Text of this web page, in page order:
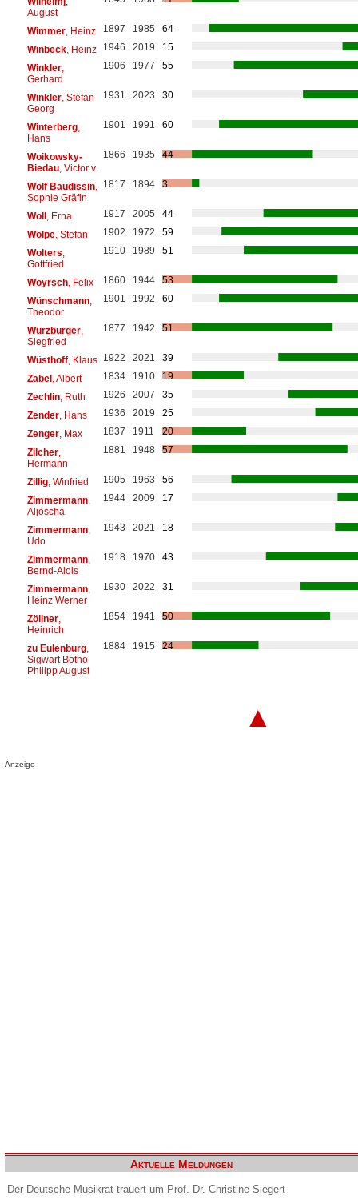
August
Wimmer, Heinz 1897 1985
64
Winbeck, Heinz 1946 2019
15
Winkler,
Gerhard
1906 1977 55
Winkler, Stefan
Georg
1931 2023 30
Winterberg,
Hans
1901 1991 60
Woikowsky-
Biedau, Victor v.
1866 1935 44
Wolf Baudissin,
Sophie Gräfin
1817 1894 3
Woll, Erna 1917 2005
44
Wolpe, Stefan 1902 1972
59
Wolters
Gottfried
1910 1989 51
Woyrsch, Felix 1860 1944
53
Wünschmann,
Theodor
1901 1992 60
Würzburger,
Siegfried
1877 1942 51
Wüsthoff, Klaus 1922 2021
39
Zabel, Albert 1834 1910
19
Zechlin, Ruth 1926 2007
35
Zender, Hans 1936 2019
25
Zenger, Max 1837 1911
20
Zilcher,
Hermann
1881 1948 57
Zillig, Winfried 1905 1963
56
Zimmermann,
Aljoscha
1944 2009 17
Zimmermann,
Udo
1943 2021 18
Zimmermann,
Bernd-Alois
1918 1970 43
Zimmermann,
Heinz Werner
1930 2022 31
Zöllner,
Heinrich
1854 1941 50
zu Eulenburg,
Sigwart Botho
Philipp August
1884 1915 24
▲
Anzeige
Aktuelle Meldungen
Der Deutsche Musikrat trauert um Prof. Dr. Christine Siegert